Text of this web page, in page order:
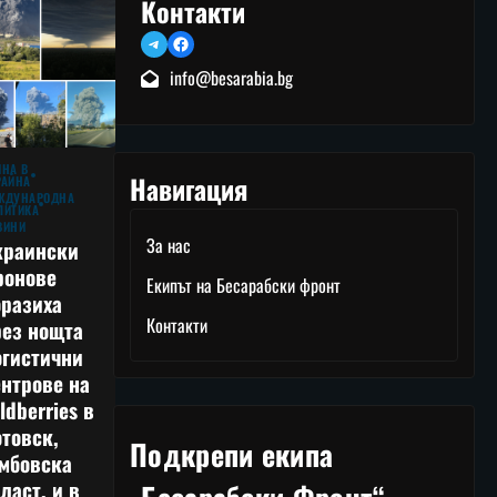
В
нощта
на
в
и в
Контакти
TelegramFacebook
info@besarabia.bg
Навигация
За нас
Екипът на Бесарабски фронт
Контакти
Подкрепи екипа